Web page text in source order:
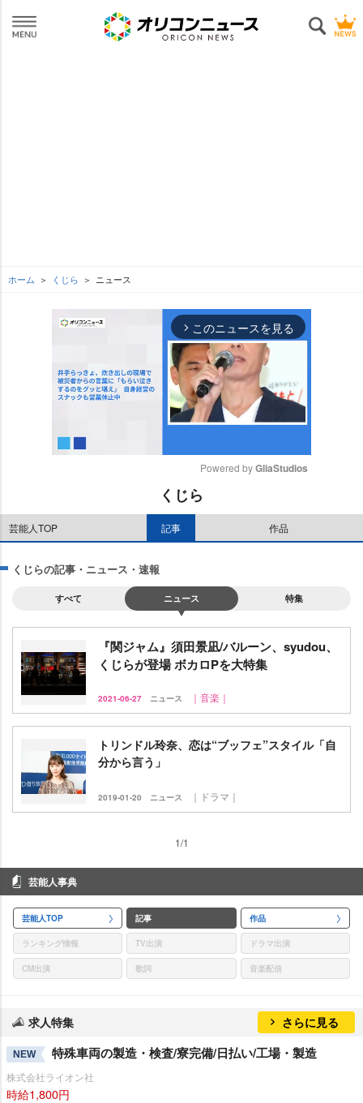
ホーム くじら ニュース
arrow_forward_ios このニュースを見る
u
Powered by GliaStudios
くじら
芸能人TOP 記事 作品
くじらの記事・ニュース・速報
すべて ニュース 特集
『関ジャム』須田景凪/バルーン、syudou、
くじらが登場 ボカロPを大特集
2021-06-27 ニュース ｜音楽｜
トリンドル玲奈、恋は“ブッフェ”スタイル「自
分から言う」
2019-01-20 ニュース ｜ドラマ｜
1/1
芸能人事典
芸能人TOP 記事 作品
ランキング情報 TV出演 ドラマ出演
CM出演 歌詞 音楽配信
求人特集 さらに見る
NEW 特殊車両の製造・検査/寮完備/日払い/工場・製造
株式会社ライオン社
時給1,800円